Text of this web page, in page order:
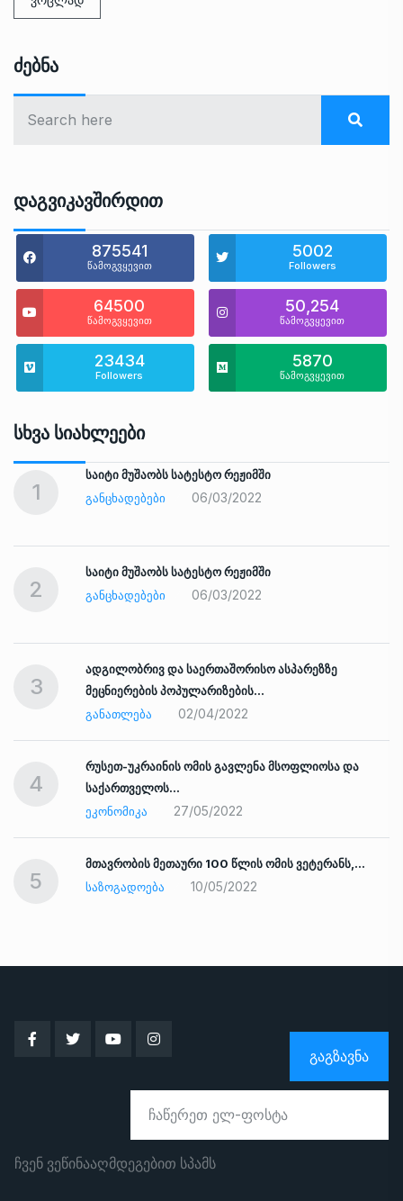
Ძებნა
Დაგვიკავშირდით
875541
წამოგვყევით
5002
Followers
64500
წამოგვყევით
50,254
წამოგვყევით
23434
Followers
5870
წამოგვყევით
Სხვა Სიახლეები
1
საიტი მუშაობს სატესტო რეჟიმში
ᲒᲐᲜᲪᲮᲐᲓᲔᲑᲔᲑᲘ
06/03/2022
2
საიტი მუშაობს სატესტო რეჟიმში
ᲒᲐᲜᲪᲮᲐᲓᲔᲑᲔᲑᲘ
06/03/2022
3
ადგილობრივ და საერთაშორისო ასპარეზზე
მეცნიერების პოპულარიზების…
ᲒᲐᲜᲐᲗᲚᲔᲑᲐ
02/04/2022
4
რუსეთ-უკრაინის ომის გავლენა მსოფლიოსა და
საქართველოს…
ᲔᲙᲝᲜᲝᲛᲘᲙᲐ
27/05/2022
5
მთავრობის მეთაური 100 წლის ომის ვეტერანს,…
ᲡᲐᲖᲝᲒᲐᲓᲝᲔᲑᲐ
10/05/2022
ᲒᲐᲒᲖᲐᲕᲜᲐ
ჩვენ ვეწინააღმდეგებით სპამს